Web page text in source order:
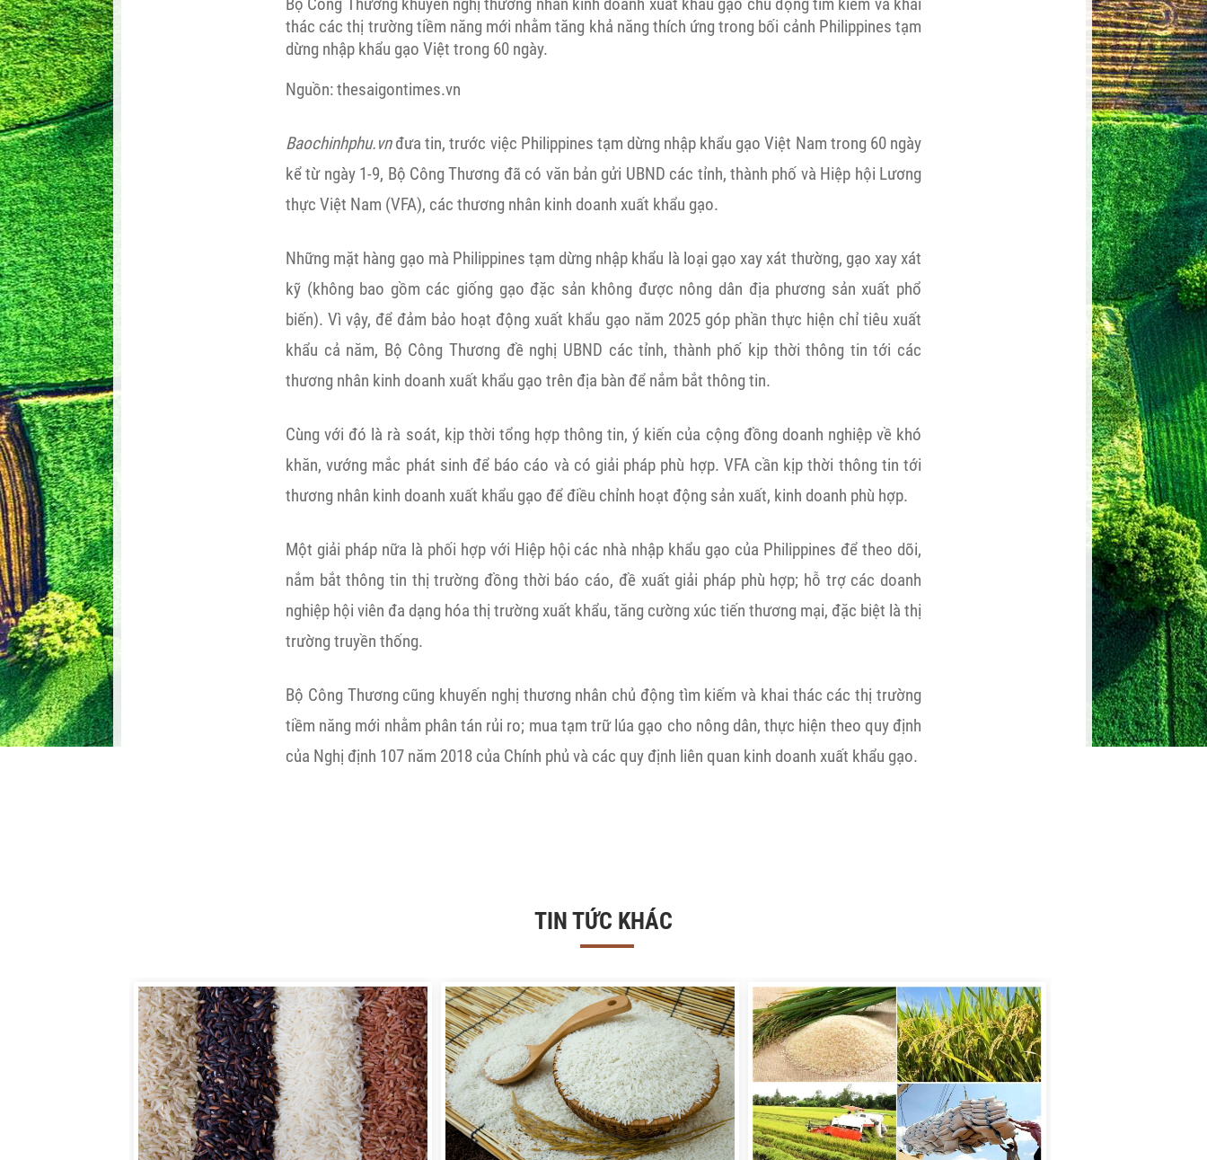
thác các thị trường tiềm năng mới nhằm tăng khả năng thích ứng trong bối cảnh Philippines tạm
dừng nhập khẩu gạo Việt trong 60 ngày.
Nguồn: thesaigontimes.vn
Baochinhphu.vnđưa tin, trước việc Philippines tạm dừng nhập khẩu gạo Việt Nam trong 60 ngày
kể từ ngày 1-9, Bộ Công Thương đã có văn bản gửi UBND các tỉnh, thành phố và Hiệp hội Lương
thực Việt Nam (VFA), các thương nhân kinh doanh xuất khẩu gạo.
Những mặt hàng gạo mà Philippines tạm dừng nhập khẩu là loại gạo xay xát thường, gạo xay xát
kỹ (không bao gồm các giống gạo đặc sản không được nông dân địa phương sản xuất phổ
biến). Vì vậy, để đảm bảo hoạt động xuất khẩu gạo năm 2025 góp phần thực hiện chỉ tiêu xuất
khẩu cả năm, Bộ Công Thương đề nghị UBND các tỉnh, thành phố kịp thời thông tin tới các
thương nhân kinh doanh xuất khẩu gạo trên địa bàn để nắm bắt thông tin.
Cùng với đó là rà soát, kịp thời tổng hợp thông tin, ý kiến của cộng đồng doanh nghiệp về khó
khăn, vướng mắc phát sinh để báo cáo và có giải pháp phù hợp. VFA cần kịp thời thông tin tới
thương nhân kinh doanh xuất khẩu gạo để điều chỉnh hoạt động sản xuất, kinh doanh phù hợp.
Một giải pháp nữa là phối hợp với Hiệp hội các nhà nhập khẩu gạo của Philippines để theo dõi,
nắm bắt thông tin thị trường đồng thời báo cáo, đề xuất giải pháp phù hợp; hỗ trợ các doanh
nghiệp hội viên đa dạng hóa thị trường xuất khẩu, tăng cường xúc tiến thương mại, đặc biệt là thị
trường truyền thống.
Bộ Công Thương cũng khuyến nghị thương nhân chủ động tìm kiếm và khai thác các thị trường
tiềm năng mới nhằm phân tán rủi ro; mua tạm trữ lúa gạo cho nông dân, thực hiện theo quy định
của Nghị định 107 năm 2018 của Chính phủ và các quy định liên quan kinh doanh xuất khẩu gạo.
TIN TỨC KHÁC